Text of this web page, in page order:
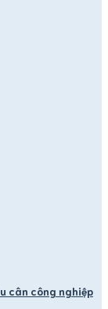
cân công nghiệp